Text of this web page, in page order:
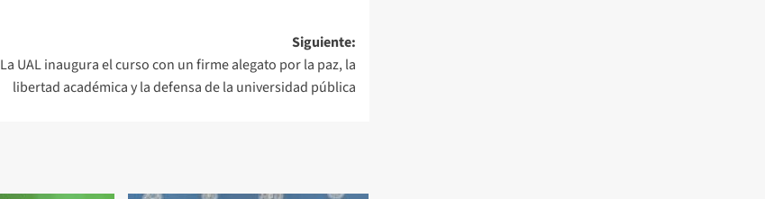
Siguiente:
La UAL inaugura el curso con un firme alegato por la paz, la
libertad académica y la defensa de la universidad pública